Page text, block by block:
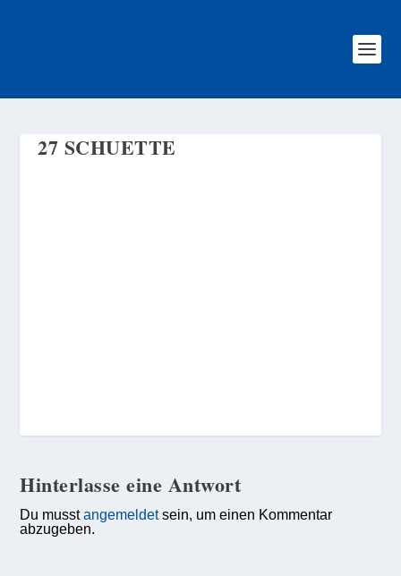
27 SCHUETTE
Hinterlasse eine Antwort
Du musstangemeldetsein, um einen Kommentar
abzugeben.